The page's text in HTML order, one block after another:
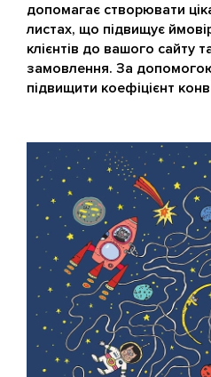
допомагає створювати
листах, що підвищує
клієнтів до вашого сайту
замовлення. За
підвищити коефіцієнт